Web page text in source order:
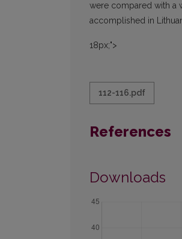
were compared with a
accomplished in
18px;">
112-116.pdf
References
Downloads